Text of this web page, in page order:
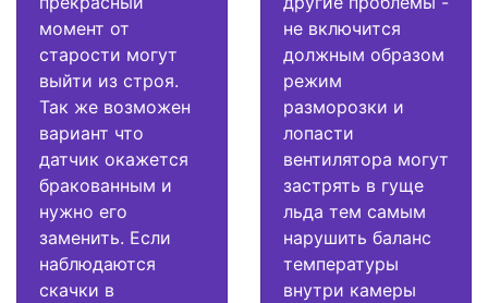
момент от
старости могут
выйти из строя.
Так же возможен
вариант что
датчик окажется
бракованным и
нужно его
заменить. Если
наблюдаются
скачки в
не включится
должным образом
режим
разморозки и
лопасти
вентилятора могут
застрять в гуще
льда тем самым
нарушить баланс
температуры
внутри камеры